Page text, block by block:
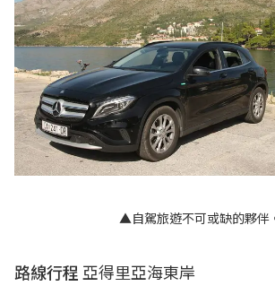
▲自駕旅遊不可或缺的夥伴
路線行程亞得里亞海東岸